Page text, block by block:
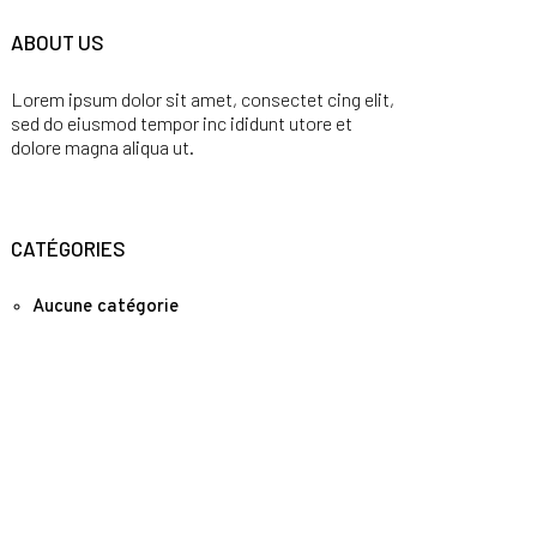
ABOUT US
Lorem ipsum dolor sit amet, consectet cing elit,
sed do eiusmod tempor inc ididunt utore et
dolore magna aliqua ut.
CATÉGORIES
Aucune catégorie